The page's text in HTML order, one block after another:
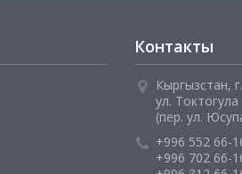
Контакты
Кыргызстан,
ул. Токтогула
(пер. ул.
+996 552 66-
+996 702 66-